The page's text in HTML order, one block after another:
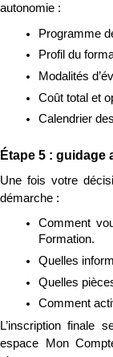
autonomie :
Programme
Profil du
Modalités
Coût total et
Calendrier
Étape 5 : guidage
Une fois votre
démarche :
Comment
Formation.
Quelles
Quelles
Comment
L’inscription finale
espace Mon